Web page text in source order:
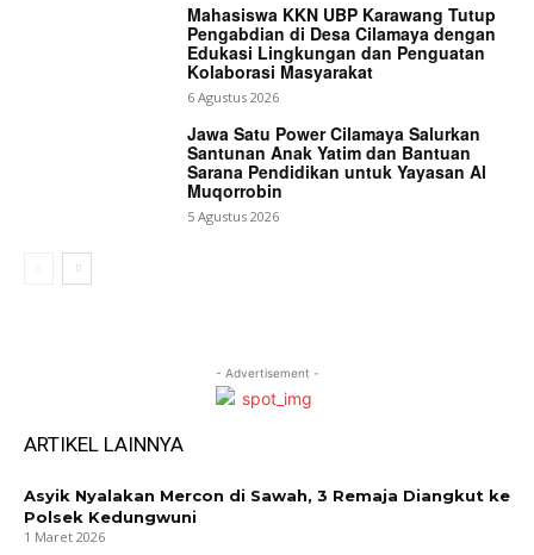
Mahasiswa KKN UBP Karawang Tutup
Pengabdian di Desa Cilamaya dengan
Edukasi Lingkungan dan Penguatan
Kolaborasi Masyarakat
6 Agustus 2026
Jawa Satu Power Cilamaya Salurkan
Santunan Anak Yatim dan Bantuan
Sarana Pendidikan untuk Yayasan Al
Muqorrobin
5 Agustus 2026
- Advertisement -
ARTIKEL LAINNYA
Asyik Nyalakan Mercon di Sawah, 3 Remaja Diangkut ke
Polsek Kedungwuni
1 Maret 2026